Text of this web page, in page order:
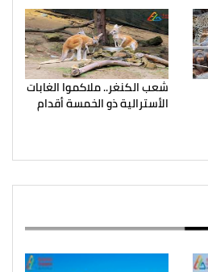
شعب الكنغر.. ملاكموا الغابات
الأسترالية ذو الخمسة أقدام